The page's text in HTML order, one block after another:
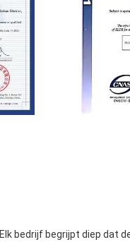
Elk bedrijf begrijpt diep dat